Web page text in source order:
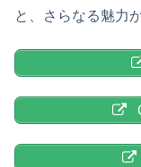
と、さらなる魅力